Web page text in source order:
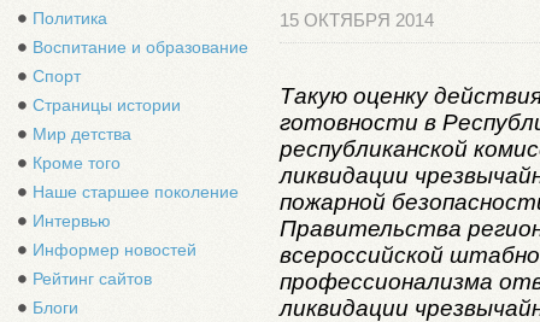
Политика
Воспитание и образование
Спорт
Страницы истории
Мир детства
Кроме того
Наше старшее поколение
Интервью
Информер новостей
Рейтинг сайтов
Блоги
15 ОКТЯБРЯ 2014
Такую оценку
готовности в
республиканской
ликвидации
пожарной
Правительства
всероссийской
профессионализма
ликвидации